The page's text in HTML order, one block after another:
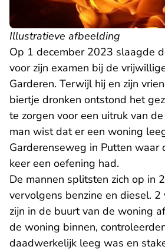
Illustratieve afbeelding
Op 1 december 2023 slaagde
voor zijn examen bij de
Garderen. Terwijl hij en zijn
biertje dronken ontstond het
te zorgen voor een uitruk van
man wist dat er een woning
Garderenseweg in Putten waar
keer een oefening had.
De mannen splitsten zich op in
vervolgens benzine en diesel. 2
zijn in de buurt van de woning
de woning binnen,
daadwerkelijk leeg was en